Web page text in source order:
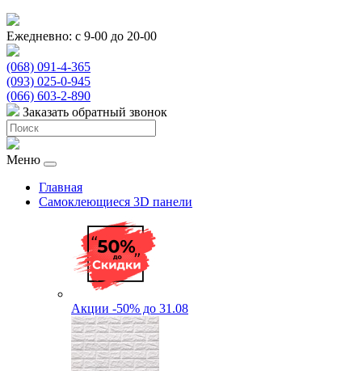
Ежедневно: с 9-00 до 20-00
(068) 091-4-365
(093) 025-0-945
(066) 603-2-890
Заказать обратный звонок
Меню
Главная
Самоклеющиеся 3D панели
Акции -50% до 31.08